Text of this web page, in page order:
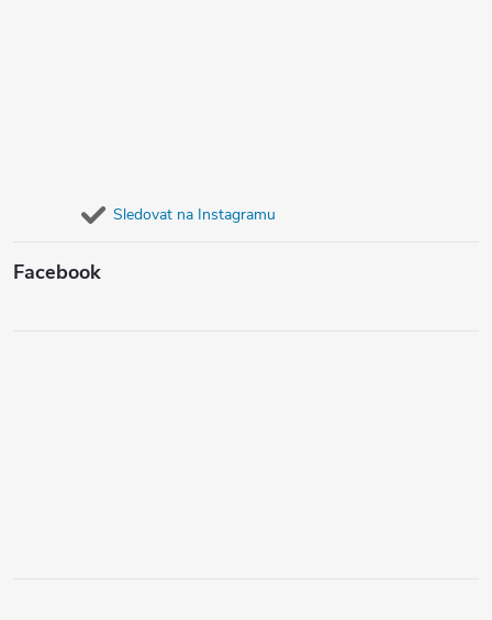
Sledovat na Instagramu
Facebook